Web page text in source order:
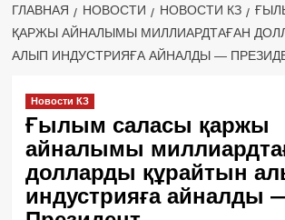
ГЛАВНАЯ НОВОСТИ НОВОСТИ КЗ
ҚАРЖЫ АЙНАЛЫМЫ МИЛЛИАРДТАҒАН
АЛЫП ИНДУСТРИЯҒА АЙНАЛДЫ —
Новости КЗ
Ғылым саласы қаржы
айналымы
долларды құрайтын
индустрияға айналды